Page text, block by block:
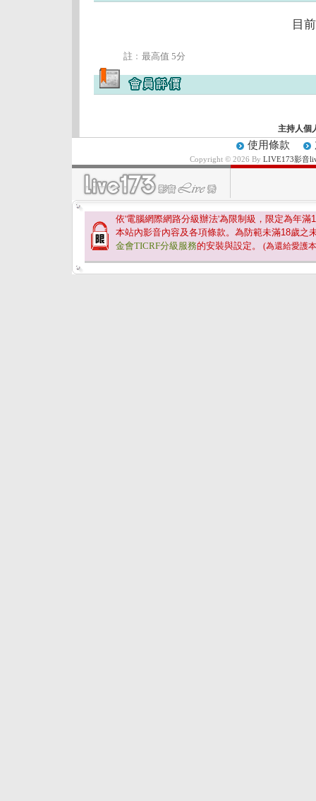
目
註﹕最高值 5分
主持人個
使用條款
Copyright © 2026 By LIVE173影音
依'電腦網際網路分級辦法'為限制級，限定為年滿
本站內影音內容及各項條款。為防範未滿18歲之
金會TICRF分級服務的安裝與設定。 (為還給愛護